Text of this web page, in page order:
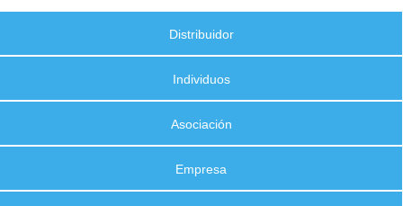
Distribuidor
Individuos
Asociación
Empresa